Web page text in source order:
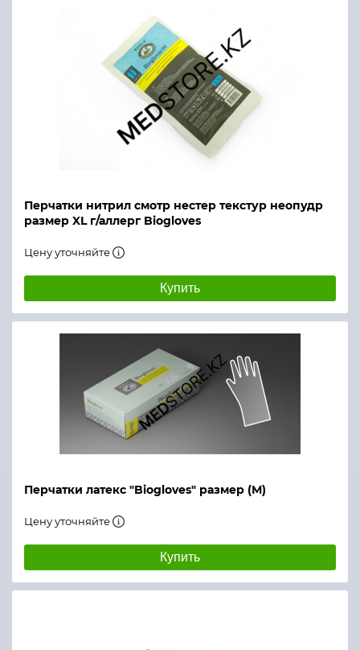
Перчатки нитрил смотр нестер текстур неопудр
размер XL г/аллерг Biogloves
Цену уточняйте
Купить
Перчатки латекс "Biogloves" размер (М)
Цену уточняйте
Купить